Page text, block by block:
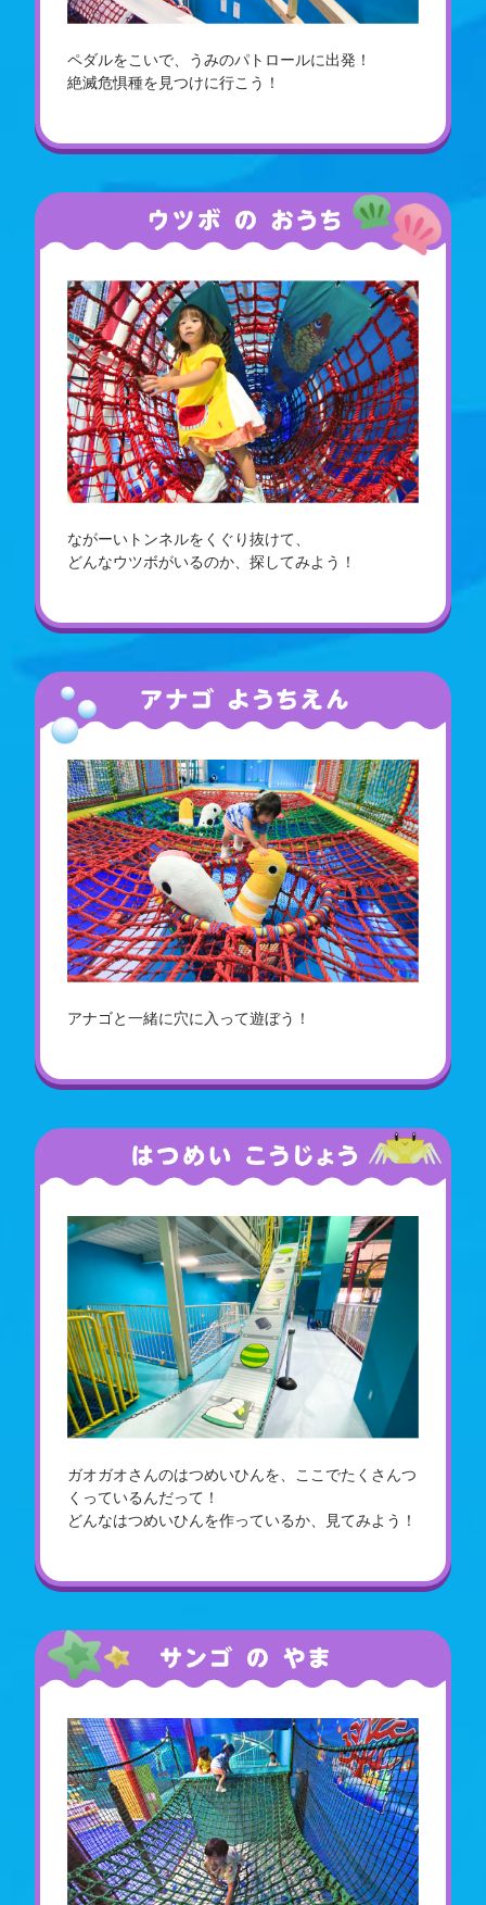
ペダルをこいで、うみのパトロールに出発！
絶滅危惧種を見つけに行こう！
ながーいトンネルをくぐり抜けて、
どんなウツボがいるのか、探してみよう！
アナゴと一緒に穴に入って遊ぼう！
ガオガオさんのはつめいひんを、ここでたくさんつ
くっているんだって！
どんなはつめいひんを作っているか、見てみよう！